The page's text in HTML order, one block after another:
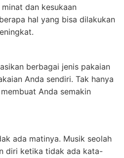
dan kesukaan
hal yang bisa dilakukan
berbagai jenis pakaian
Anda sendiri. Tak hanya
Anda semakin
ada matinya. Musik seolah
diri ketika tidak ada kata-